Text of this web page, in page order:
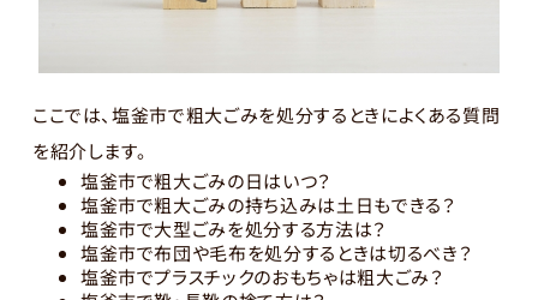
ここでは、塩釜市で粗大ごみを処分するときによくある質問
を紹介します。
塩釜市で粗大ごみの日はいつ？
塩釜市で粗大ごみの持ち込みは土日もできる？
塩釜市で大型ごみを処分する方法は？
塩釜市で布団や毛布を処分するときは切るべき？
塩釜市でプラスチックのおもちゃは粗大ごみ？